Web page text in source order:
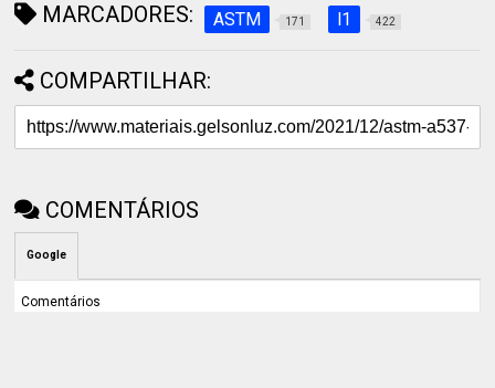
MARCADORES: ASTM 171 l1 422
COMPARTILHAR:
COMENTÁRIOS
Google
Comentários